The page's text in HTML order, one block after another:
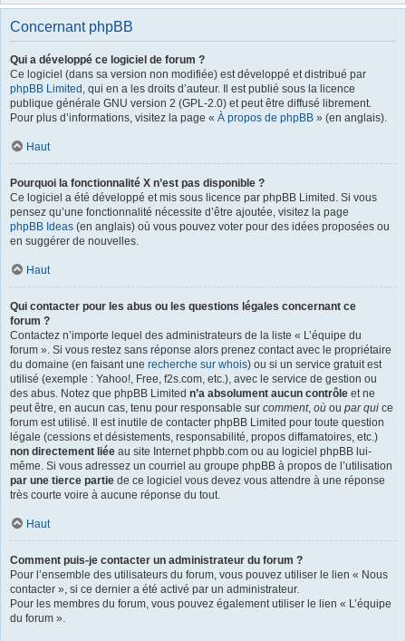
Concernant phpBB
Qui a développé ce logiciel de forum ?
Ce logiciel (dans sa version non modifiée) est développé et distribué par
phpBB Limited , qui en a les droits d’auteur. Il est publié sous la licence
publique générale GNU version 2 (GPL-2.0) et peut être diffusé librement.
Pour plus d’informations, visitez la page « À propos de phpBB » (en anglais).
Haut
Pourquoi la fonctionnalité X n’est pas disponible ?
Ce logiciel a été développé et mis sous licence par phpBB Limited. Si vous
pensez qu’une fonctionnalité nécessite d’être ajoutée, visitez la page
phpBB Ideas (en anglais) où vous pouvez voter pour des idées proposées ou
en suggérer de nouvelles.
Haut
Qui contacter pour les abus ou les questions légales concernant ce
forum ?
Contactez n’importe lequel des administrateurs de la liste « L’équipe du
forum ». Si vous restez sans réponse alors prenez contact avec le propriétaire
du domaine (en faisant une recherche sur whois) ou si un service gratuit est
utilisé (exemple : Yahoo!, Free, f2s.com, etc.), avec le service de gestion ou
des abus. Notez que phpBB Limited n’a absolument aucun contrôle et ne
peut être, en aucun cas, tenu pour responsable sur comment, où ou par qui ce
forum est utilisé. Il est inutile de contacter phpBB Limited pour toute question
légale (cessions et désistements, responsabilité, propos diffamatoires, etc.)
non directement liée au site Internet phpbb.com ou au logiciel phpBB lui-
même. Si vous adressez un courriel au groupe phpBB à propos de l’utilisation
par une tierce partie de ce logiciel vous devez vous attendre à une réponse
très courte voire à aucune réponse du tout.
Haut
Comment puis-je contacter un administrateur du forum ?
Pour l’ensemble des utilisateurs du forum, vous pouvez utiliser le lien « Nous
contacter », si ce dernier a été activé par un administrateur.
Pour les membres du forum, vous pouvez également utiliser le lien « L’équipe
du forum ».